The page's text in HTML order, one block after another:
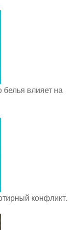
белья влияет на
конфликт.